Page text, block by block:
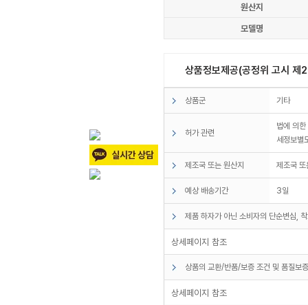
원산지
모델명
상품정보제공(공정위 고시
상품군 기타
허가 관련
법에 의
세정보별
제조국 또는 원산지 제조국
예상 배송기간 3일
제품 하자가 아닌 소비자의 단순변심,
상세페이지 참조
상품의 교환/반품/보증 조건 및 품질보
상세페이지 참조